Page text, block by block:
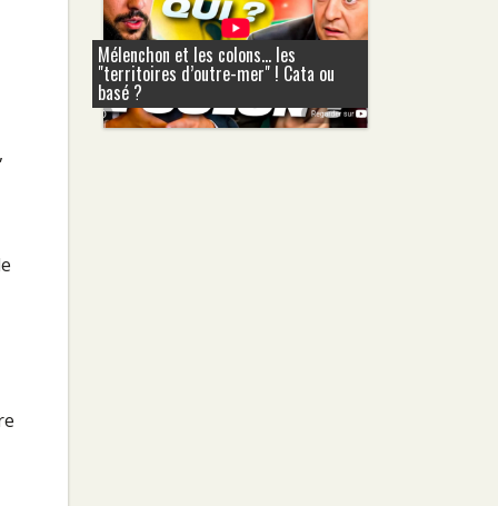
Mélenchon et les colons... les
"territoires d’outre-mer" ! Cata ou
basé ?